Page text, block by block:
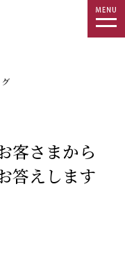
客さまから
答えします